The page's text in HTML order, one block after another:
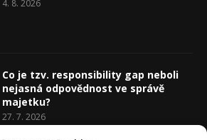
4. 8. 2026
Co je tzv. responsibility gap neboli
nejasná odpovědnost ve správě
majetku?
27. 7. 2026